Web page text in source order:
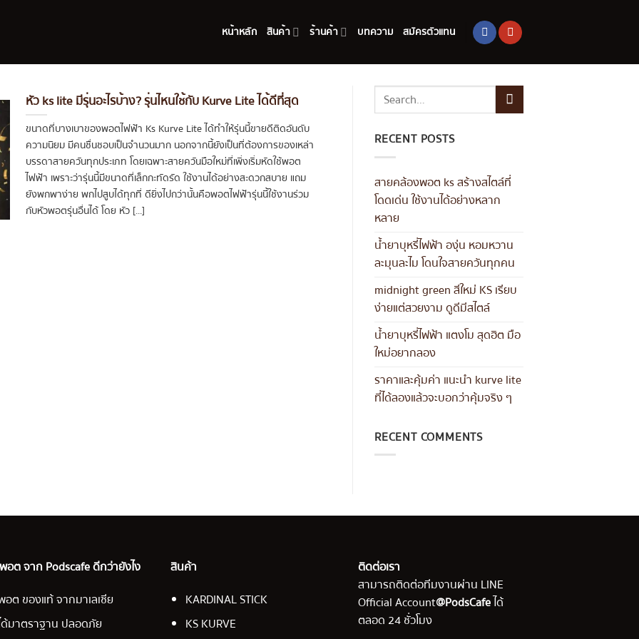
หน้าหลัก สินค้า ร้านค้า บทความ สมัครตัวแทน
หัว ks lite มีรุ่นอะไรบ้าง? รุ่นไหนใช้กับ Kurve Lite ได้ดีที่สุด
ขนาดที่บางเบาของพอตไฟฟ้า Ks Kurve Lite ได้ทำให้รุ่นนี้ขายดีติดอันดับ
ความนิยม มีคนชื่นชอบเป็นจำนวนมาก นอกจากนี้ยังเป็นที่ต้องการของเหล่า
บรรดาสายควันทุกประเภท โดยเฉพาะสายควันมือใหม่ที่เพิ่งเริ่มหัดใช้พอต
ไฟฟ้า เพราะว่ารุ่นนี้มีขนาดที่เล็กกะทัดรัด ใช้งานได้อย่างสะดวกสบาย แถม
ยังพกพาง่าย พกไปสูบได้ทุกที่ ดียิ่งไปกว่านั้นคือพอตไฟฟ้ารุ่นนี้ใช้งานร่วม
กับหัวพอตรุ่นอื่นได้ โดย หัว [...]
RECENT POSTS
สายคล้องพอต ks สร้างสไตล์ที่
โดดเด่น ใช้งานได้อย่างหลาก
หลาย
น้ำยาบุหรี่ไฟฟ้า องุ่น หอมหวาน
ละมุนละไม โดนใจสายควันทุกคน
midnight green สีใหม่ KS เรียบ
ง่ายแต่สวยงาม ดูดีมีสไตล์
น้ำยาบุหรี่ไฟฟ้า แตงโม สุดฮิต มือ
ใหม่อยากลอง
ราคาและคุ้มค่า แนะนำ kurve lite
ที่ได้ลองแล้วจะบอกว่าคุ้มจริง ๆ
RECENT COMMENTS
อต จาก Podscafe ดีกว่ายังไง
อต ของแท้ จากมาเลเซีย
ด้มาตราฐาน ปลอดภัย
สินค้า
KARDINAL STICK
KS KURVE
ติดต่อเรา
สามารถติดต่อทีมงานผ่าน LINE
Official Account@PodsCafeได้
ตลอด 24 ชั่วโมง